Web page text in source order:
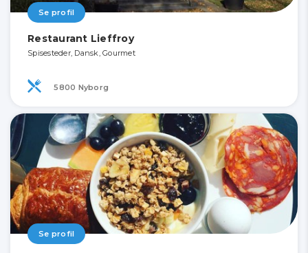
Se profil
Restaurant Lieffroy
Spisesteder, Dansk, Gourmet
5800 Nyborg
Se profil